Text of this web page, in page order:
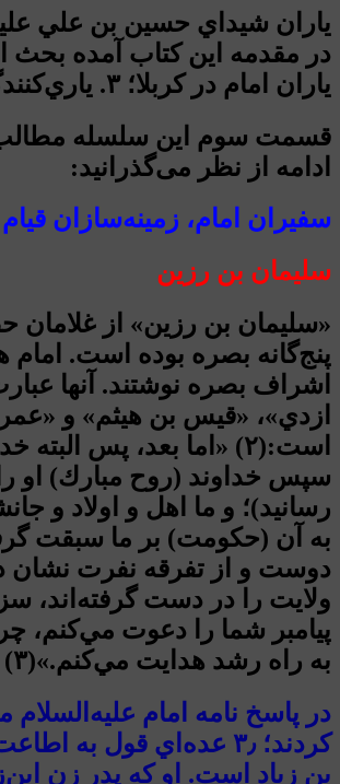
ياران شيداي حسين بن علي
ياران امام در كربلا؛ ۳. ياري‌كنندگان امام پس از نهضت حسيني.
قسمت سوم این سلسله مطالب
ادامه از نظر می‌گذرانید:
سفيران امام، زمينه‌سازان قيام
سليمان بن رزين
«سليمان بن رزين» از غلامان
اشراف بصره نوشتند. آنها
ازدي»، «قيس بن هيثم» و
است:(۲) «اما بعد، پس
سپس خداوند (روح مبارك) او
رسانيد)؛ و ما اهل و اولاد و
به آن (حكومت) بر ما سبقت
دوست و از تفرقه نفرت نشان
ولايت را در دست گرفته‌اند،
پيامبر شما را دعوت مي‌كنم،
به راه رشد هدايت مي‌كنم.»(۳)
كردند؛ ۳٫ عده‌اي قول
بن زياد است. او كه پدر زن